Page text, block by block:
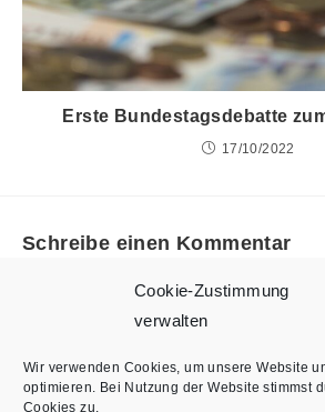
Cookie-Zustimmung
verwalten
Wir verwenden Cookies, um unsere Website
optimieren. Bei Nutzung der Website stimmst
Cookies zu.
Erste Bundestagsdebatte
17/10/2022
Schreibe einen Kommentar
angemeldetsein, um einen